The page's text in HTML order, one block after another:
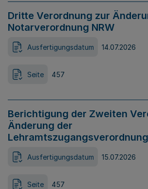
Dritte Verordnung zur
Notarverordnung NRW
Ausfertigungsdatum 14.07.2026
Seite 457
Berichtigung der Zweiten
Änderung der
Lehramtszugangsverordnung
Ausfertigungsdatum 15.07.2026
Seite 457